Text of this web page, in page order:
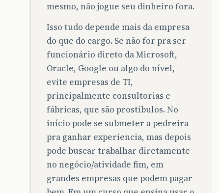
mesmo, não jogue seu dinheiro fora.
Isso tudo depende mais da empresa
do que do cargo. Se não for pra ser
funcionário direto da Microsoft,
Oracle, Google ou algo do nível,
evite empresas de TI,
principalmente consultorias e
fábricas, que são prostíbulos. No
início pode se submeter a pedreira
pra ganhar experiencia, mas depois
pode buscar trabalhar diretamente
no negócio/atividade fim, em
grandes empresas que podem pagar